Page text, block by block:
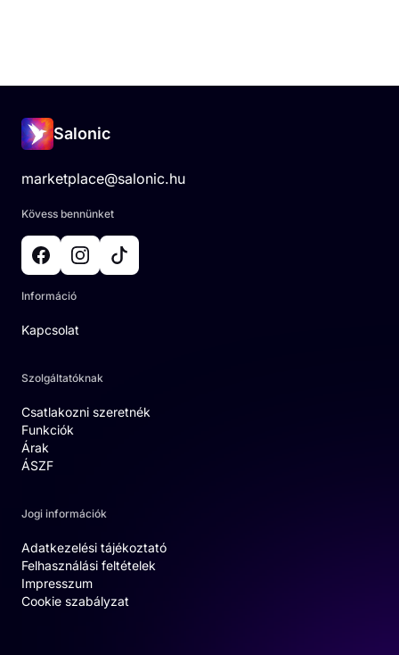
Salonic
marketplace@salonic.hu
Kövess bennünket
Információ
Kapcsolat
Szolgáltatóknak
Csatlakozni szeretnék
Funkciók
Árak
ÁSZF
Jogi információk
Adatkezelési tájékoztató
Felhasználási feltételek
Impresszum
Cookie szabályzat